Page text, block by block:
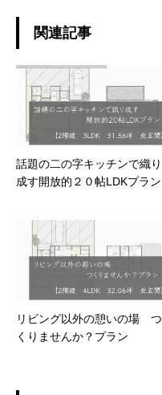
関連記事
話題の二の字キッチンで織り
成す開放的２０帖LDKプラン
リビング以外の憩いの場 つ
くりませんか？プラン